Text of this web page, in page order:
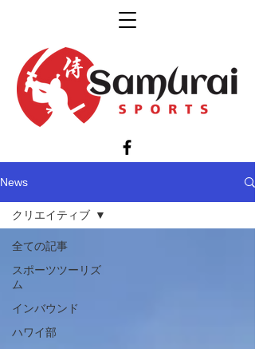
News
全ての記事
スポーツツーリズ
ム
インバウンド
ハワイ部
クリエイティブ